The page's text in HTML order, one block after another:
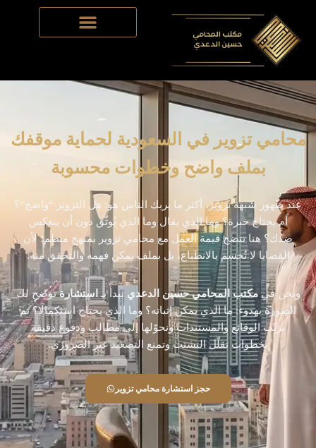
Skip
محامي تزوير في السعودية لحماية موقفك
بملف واضح وخطوات محسوبة
عند ظهور شبهة تزوير، أكثر ما يربك الناس هو: هل التزوير “واضح”؟
أم يحتاج خبرة؟ وما الذي يقال وما الذي يُوثّق دون أن ينعكس
ضدك؟ هنا تتضح قيمة العمل مع محامي تزوير بمنهج منظم؛ لأن
القضايا لا تُحسم بالانطباع، بل بملف يمكن فهمه والتحقق منه.
ونحن فيمكتب المحامي حسين الدعدي نبدأ بـاستشارةتوضح لك
الصورة بهدوء: ما الذي يمكن إثباته؟ وما الذي يحتاج استكمالًا؟ ثم
نرتّب الوقائع والمستندات ونحوّلها إلى مطالب ودفوع دقيقة
بخطوات تقلّل التشتت وتمنع التصعيد غير الضروري.
حجز استشارة محامي تزوير